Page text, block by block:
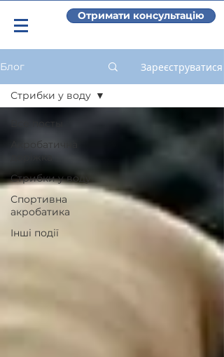
Отримати консультацію
Блог Зареєструватися
Все посты
Акробатична
доріжка
Стрибки у воду
Спортивна
акробатика
Інші події
Стрибки у воду